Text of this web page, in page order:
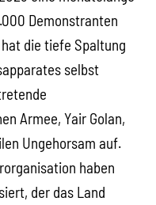
Demonstranten
die tiefe Spaltung
selbst
Armee, Yair Golan,
Ungehorsam auf.
haben
der das Land